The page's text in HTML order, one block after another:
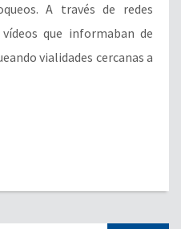
A través de redes
que informaban de
vialidades cercanas a